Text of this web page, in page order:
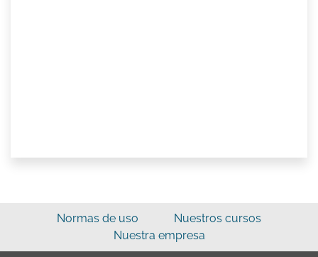
Normas de uso
Nuestros cursos
Nuestra empresa